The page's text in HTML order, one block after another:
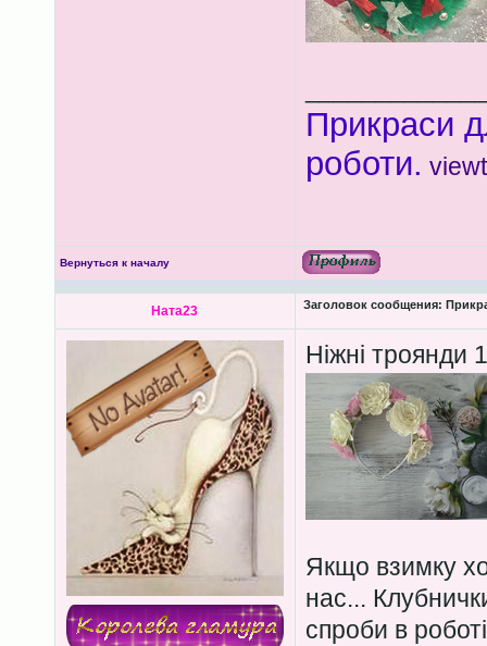
Прикраси
роботи.
Вернуться к началу
Ната23 Заголовок сообщения:
Ніжні троянди
Якщо взимку
нас...
спроби в